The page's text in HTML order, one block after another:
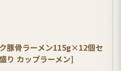
豚骨ラーメン115g×12個セ
り カップラーメン]